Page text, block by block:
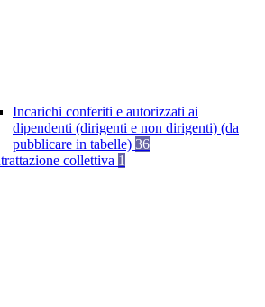
Incarichi conferiti e autorizzati ai
dipendenti (dirigenti e non dirigenti) (da
pubblicare in tabelle) 36
collettiva 1